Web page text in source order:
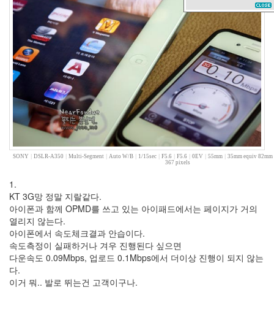
SONY DSLR-A350 Multi-Segment Auto W/B| 1/15sec| F5.6| F5.6| 0EV 55mm| 35mm equiv 82mm
367 pixels
1.
KT 3G망 정말 지랄같다.
아이폰과 함께 OPMD를 쓰고 있는 아이패드에서는 페이지가 거의
열리지 않는다.
아이폰에서 속도체크결과 안습이다.
속도측정이 실패하거나 겨우 진행된다 싶으면
다운속도 0.09Mbps, 업로드 0.1Mbps에서 더이상 진행이 되지 않는
다.
이거 뭐.. 발로 뛰는건 고객이구나.
지
연
Atomic
Kitten
스
팸
이
런
도
의